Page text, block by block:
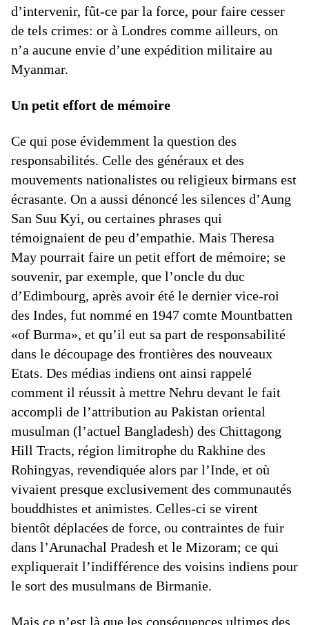
d’intervenir, fût-ce par la force, pour faire cesser
de tels crimes: or à Londres comme ailleurs, on
n’a aucune envie d’une expédition militaire au
Myanmar.
Un petit effort de mémoire
Ce qui pose évidemment la question des
responsabilités. Celle des généraux et des
mouvements nationalistes ou religieux birmans est
écrasante. On a aussi dénoncé les silences d’Aung
San Suu Kyi, ou certaines phrases qui
témoignaient de peu d’empathie. Mais Theresa
May pourrait faire un petit effort de mémoire; se
souvenir, par exemple, que l’oncle du duc
d’Edimbourg, après avoir été le dernier vice-roi
des Indes, fut nommé en 1947 comte Mountbatten
«of Burma», et qu’il eut sa part de responsabilité
dans le découpage des frontières des nouveaux
Etats. Des médias indiens ont ainsi rappelé
comment il réussit à mettre Nehru devant le fait
accompli de l’attribution au Pakistan oriental
musulman (l’actuel Bangladesh) des Chittagong
Hill Tracts, région limitrophe du Rakhine des
Rohingyas, revendiquée alors par l’Inde, et où
vivaient presque exclusivement des communautés
bouddhistes et animistes. Celles-ci se virent
bientôt déplacées de force, ou contraintes de fuir
dans l’Arunachal Pradesh et le Mizoram; ce qui
expliquerait l’indifférence des voisins indiens pour
le sort des musulmans de Birmanie.
Mais ce n’est là que les conséquences ultimes des